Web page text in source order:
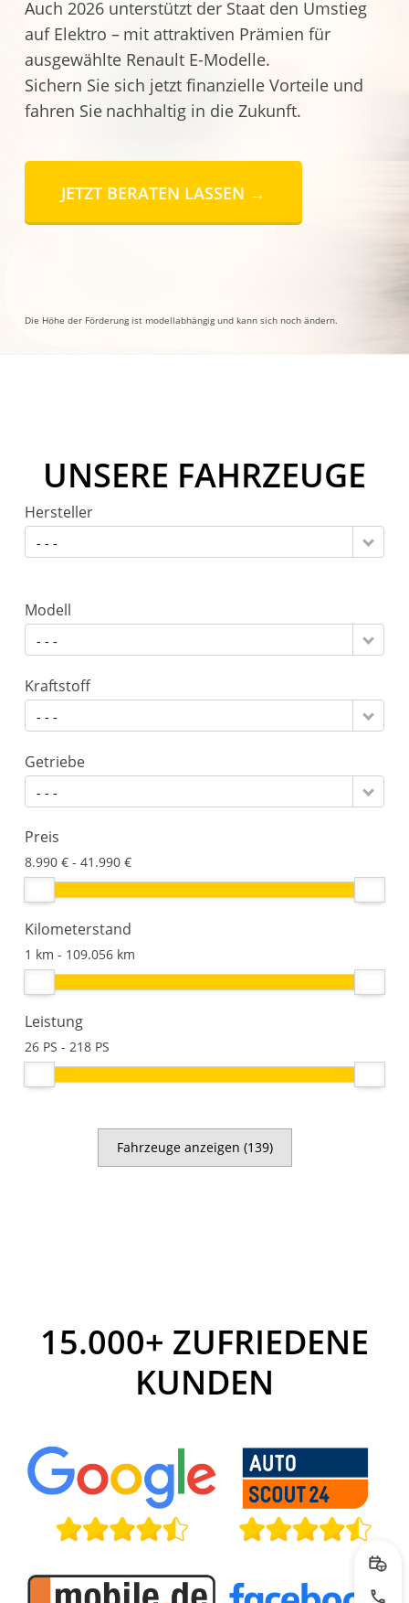
Auch 2026 unterstützt der Staat den Umstieg
auf Elektro – mit attraktiven Prämien für
ausgewählte Renault E-Modelle.
Sichern Sie sich jetzt finanzielle Vorteile und
fahren Sie nachhaltig in die Zukunft.
JETZT BERATEN LASSEN →
Die Höhe der Förderung ist modellabhängig und kann sich noch ändern.
UNSERE FAHRZEUGE
Hersteller
- - -
Modell
- - -
Kraftstoff
- - -
Getriebe
- - -
Preis
8.990 € 41.990 €
Kilometerstand
1 km 109.056 km
Leistung
26 PS 218 PS
Fahrzeuge anzeigen(139)
15.000+ ZUFRIEDENE
KUNDEN